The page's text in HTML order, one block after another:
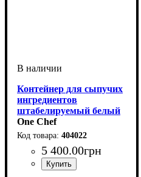
Контейнер для сыпучих
ингредиентов
штабелируемый белый
40 л
One Chef
404022
5 400.00грн